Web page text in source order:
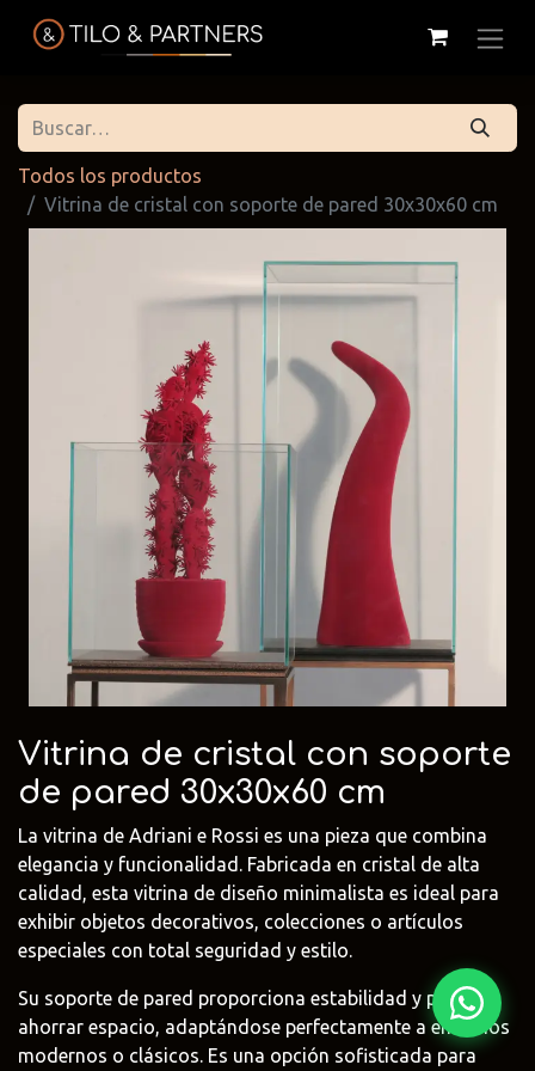
Todos los productos
Vitrina de cristal con soporte de pared 30x30x60 cm
Vitrina de cristal con soporte
de pared 30x30x60 cm
La vitrina de Adriani e Rossi es una pieza que combina
elegancia y funcionalidad. Fabricada en cristal de alta
calidad, esta vitrina de diseño minimalista es ideal para
exhibir objetos decorativos, colecciones o artículos
especiales con total seguridad y estilo.
Su soporte de pared proporciona estabilidad y permite
ahorrar espacio, adaptándose perfectamente a entornos
modernos o clásicos. Es una opción sofisticada para
Tilo & Partners
@tiloandpartners
Cattelan
@cattelan.uy
Franke
@franke.uy
Duravit
@tilobath
Fima Carlo
Frattini
@fima.uruguay
Adriani e
Rossi
@adrianierossi
Linie Design Pianca